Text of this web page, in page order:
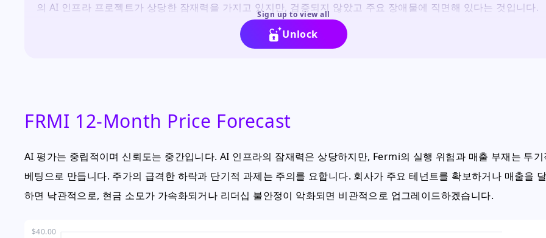
의 AI 인프라 프로젝트가 상당한 잠재력을 가지고 있지만, 검증되지 않았고 주요 장애물에 직면해 있다는 것입니다.
이 주식은 높은 위험 감수 능력과 장기적 투자 기간을 가진 투기적 투자자에게만 적합합니다.
Sign up to view all
Unlock
FRMI 12-Month Price Forecast
AI 평가는 중립적이며 신뢰도는 중간입니다. AI 인프라의 잠재력은 상당하지만, Fermi의 실행 위험과 매출 부재는 투기
베팅으로 만듭니다. 주가의 급격한 하락과 단기적 과제는 주의를 요합니다. 회사가 주요 테넌트를 확보하거나 매출을
하면 낙관적으로, 현금 소모가 가속화되거나 리더십 불안정이 악화되면 비관적으로 업그레이드하겠습니다.
$40.00